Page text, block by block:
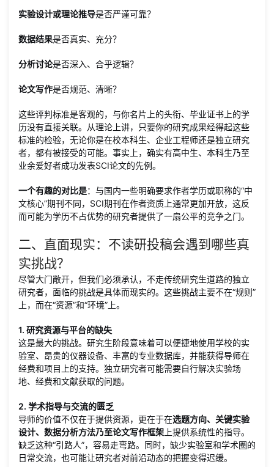
实验设计或理论推导是否严谨可靠？
数据结果是否真实、充分？
分析讨论是否深入、合乎逻辑？
论文写作是否规范、清晰？
这些评判标准是客观的，与你名片上的头衔、毕业证书上的学
历没有直接关联。从理论上讲，只要你的研究成果经得起这些
标准的检验，无论你是在校本科生、企业工程师还是独立研究
者，都有被接受的可能。事实上，确实有高中生、本科生乃至
业余爱好者成功发表SCI论文的先例。
一个有趣的对比是：与国内一些明确要求作者学历或职称的“中
文核心”期刊不同，SCI期刊在作者资质上通常更加开放，这反
而可能为学历不占优势的研究者提供了一扇公平的竞争之门。
二、直面现实：不读研投稿会遇到哪些真
实挑战？
尽管大门敞开，但我们必须承认，不走传统研究生道路的独立
研究者，面临的挑战是具体而现实的。这些挑战主要不在“规则”
上，而在“资源”和“环境”上。
1. 研究资源与平台的缺失
这是最大的挑战。研究生阶段意味着可以便捷地使用学校的实
验室、昂贵的仪器设备、丰富的专业数据库，并能获得导师在
经费和项目上的支持。独立研究者可能需要自行解决实验场
地、经费和文献获取的问题。
2. 学术指导与交流的匮乏
导师的价值不仅在于提供资源，更在于在选题方向、关键实验
设计、数据分析方法乃至论文写作框架 上提供系统性的指导。
缺乏这种“引路人”，容易走弯路。同时，缺少实验室和学术圈的
日常交流，也可能让研究者对前沿动态的把握变得迟缓。